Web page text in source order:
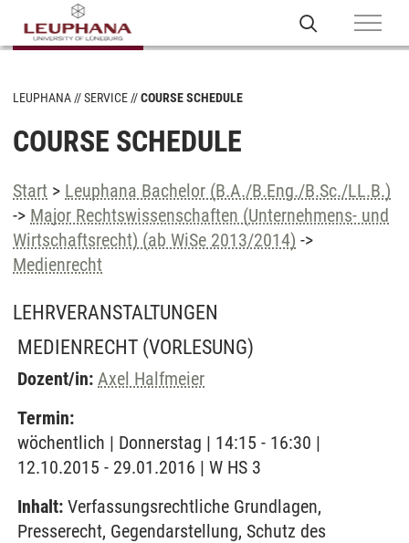
LEUPHANA SERVICE COURSE SCHEDULE
COURSE SCHEDULE
Start > Leuphana Bachelor (B.A./B.Eng./B.Sc./LL.B.)
-> Major Rechtswissenschaften (Unternehmens- und
Wirtschaftsrecht) (ab WiSe 2013/2014) ->
Medienrecht
LEHRVERANSTALTUNGEN
MEDIENRECHT (VORLESUNG)
Dozent/in: Axel Halfmeier
Termin:
wöchentlich | Donnerstag | 14:15 - 16:30 |
12.10.2015 - 29.01.2016 | W HS 3
Inhalt: Verfassungsrechtliche Grundlagen,
Presserecht, Gegendarstellung, Schutz des